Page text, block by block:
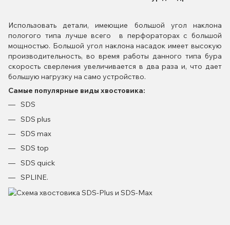
Использовать детали, имеющие большой угол наклона
пологого типа лучше всего в перфораторах с большой
мощностью. Большой угол наклона насадок имеет высокую
производительность, во время работы данного типа бура
скорость сверления увеличивается в два раза и, что дает
большую нагрузку на само устройство.
Самые популярные виды хвостовика:
SDS
SDS plus
SDS max
SDS top
SDS quick
SPLINE.